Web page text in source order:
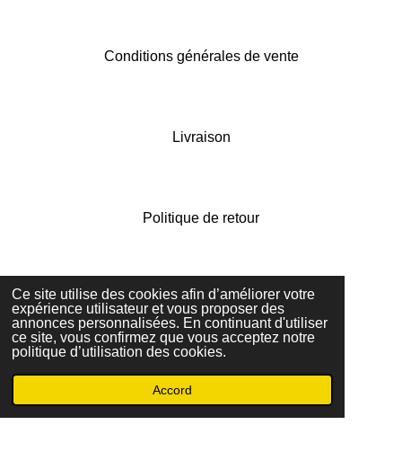
Ce site utilise des cookies afin d’améliorer votre
expérience utilisateur et vous proposer des
annonces personnalisées. En continuant d'utiliser
ce site, vous confirmez que vous acceptez notre
politique d’utilisation des cookies.
Accord
Conditions générales de vente
Livraison
Politique de retour
Contactez nous
© 2022 - 2026 dandy vintage boutique
Propulsé parWebador